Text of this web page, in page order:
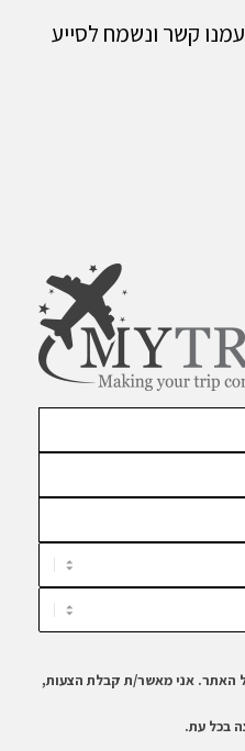
לשומרי שבת
וכשרות -
האתר. אני מאשר/ת קבלת הצעות,
בכל עת.
קשר ונשמח לסייע